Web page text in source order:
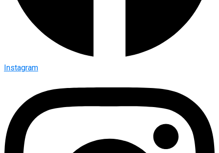
Instagram